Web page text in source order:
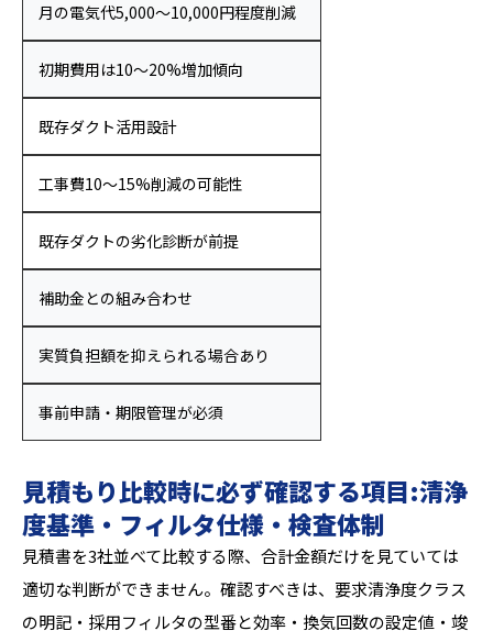
月の電気代5,000〜10,000円程度削減
初期費用は10〜20%増加傾向
既存ダクト活用設計
工事費10〜15%削減の可能性
既存ダクトの劣化診断が前提
補助金との組み合わせ
実質負担額を抑えられる場合あり
事前申請・期限管理が必須
見積もり比較時に必ず確認する項目:清浄
度基準・フィルタ仕様・検査体制
見積書を3社並べて比較する際、合計金額だけを見ていては
適切な判断ができません。確認すべきは、要求清浄度クラス
の明記・採用フィルタの型番と効率・換気回数の設定値・竣